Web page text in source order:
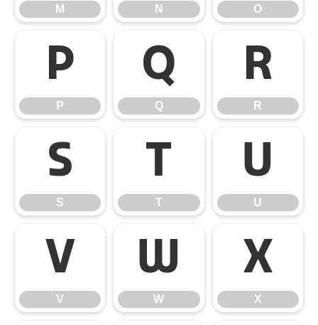
M N O
P
P
Q
Q
R
R
S
S
T
T
U
U
V
V
W
W
X
X